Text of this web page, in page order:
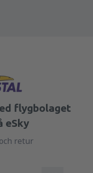
flygbolaget
eSky
retur